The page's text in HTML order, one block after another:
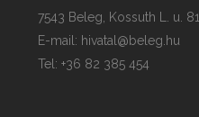
7543 Beleg, Kossuth L. u. 81.
E-mail: hivatal@beleg.hu
Tel: +36 82 385 454